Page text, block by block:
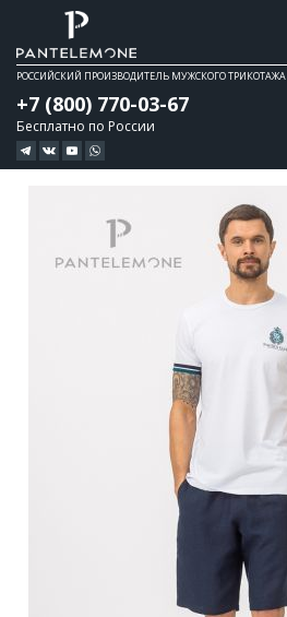
РОССИЙСКИЙ ПРОИЗВОДИТЕЛЬ МУЖСКОГО ТРИКОТАЖА
+7 (800) 770-03-67
Бесплатно по России
галереи
изображений
галереи
изображений